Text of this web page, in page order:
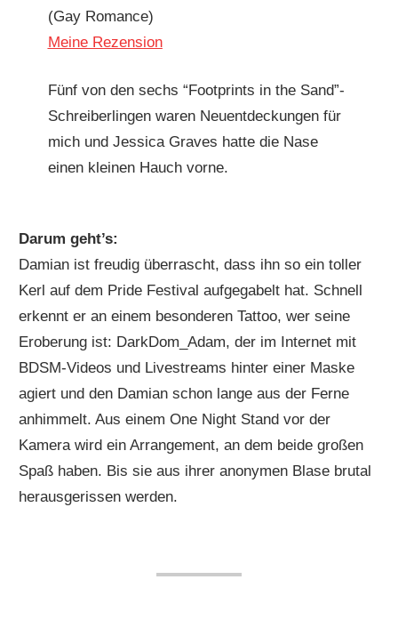
(Gay Romance)
Meine Rezension
Fünf von den sechs “Footprints in the Sand”-
Schreiberlingen waren Neuentdeckungen für
mich und Jessica Graves hatte die Nase
einen kleinen Hauch vorne.
Darum geht’s:
Damian ist freudig überrascht, dass ihn so ein toller
Kerl auf dem Pride Festival aufgegabelt hat. Schnell
erkennt er an einem besonderen Tattoo, wer seine
Eroberung ist: DarkDom_Adam, der im Internet mit
BDSM-Videos und Livestreams hinter einer Maske
agiert und den Damian schon lange aus der Ferne
anhimmelt. Aus einem One Night Stand vor der
Kamera wird ein Arrangement, an dem beide großen
Spaß haben. Bis sie aus ihrer anonymen Blase brutal
herausgerissen werden.